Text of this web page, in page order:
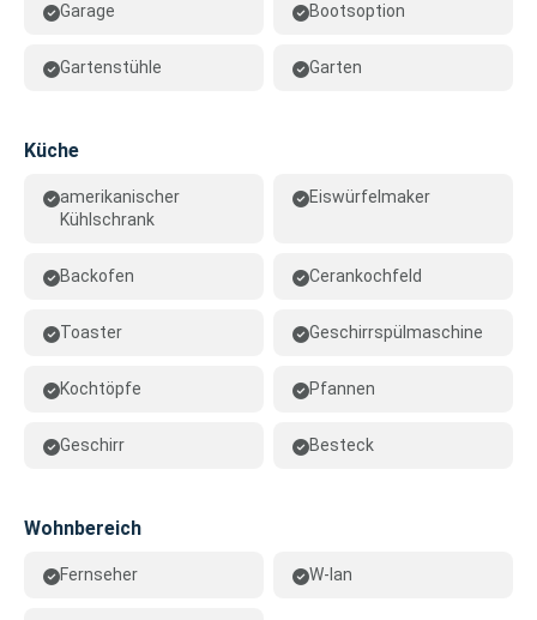
Garage Bootsoption
Gartenstühle Garten
Küche
amerikanischer
Kühlschrank
Eiswürfelmaker
Backofen Cerankochfeld
Toaster Geschirrspülmaschine
Kochtöpfe Pfannen
Geschirr Besteck
Wohnbereich
Fernseher W-lan